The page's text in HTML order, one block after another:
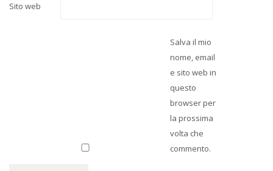
Sito web
Salva il mio
nome, email
e sito web in
questo
browser per
la prossima
volta che
commento.